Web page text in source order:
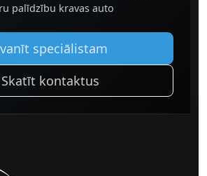
palīdzību kravas auto
speciālistam
Skatīt kontaktus